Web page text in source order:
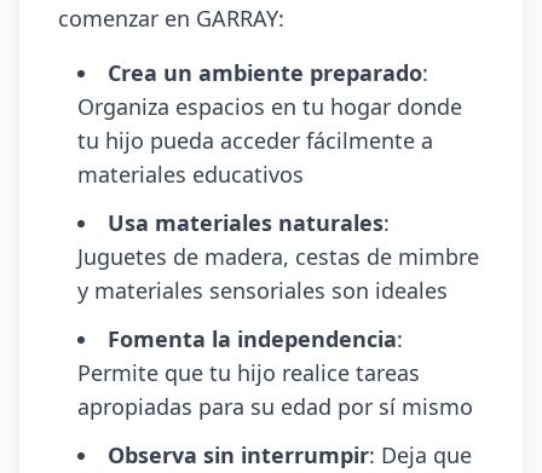
comenzar en GARRAY:
Crea un ambiente preparado:
Organiza espacios en tu hogar donde
tu hijo pueda acceder fácilmente a
materiales educativos
Usa materiales naturales:
Juguetes de madera, cestas de mimbre
y materiales sensoriales son ideales
Fomenta la independencia:
Permite que tu hijo realice tareas
apropiadas para su edad por sí mismo
Observa sin interrumpir: Deja que